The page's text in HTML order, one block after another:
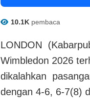
10.1Kpembaca
LONDON
Wimbledon 2026
dikalahkan
dengan 4-6, 6-7(8)